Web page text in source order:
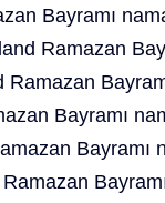
Bayramı
Ramazan
Ramazan
Bayramı
Bayramı